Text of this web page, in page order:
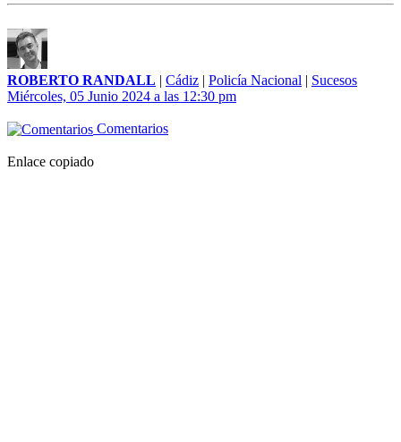
ROBERTO RANDALL | Cádiz | Policía Nacional | Sucesos
Miércoles, 05 Junio 2024 a las 12:30 pm
Comentarios
Enlace copiado